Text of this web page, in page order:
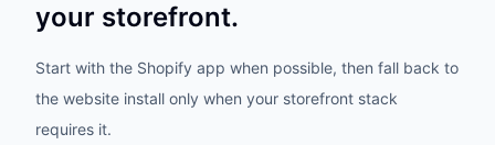
your storefront.
Start with the Shopify app when possible, then fall back to
the website install only when your storefront stack
requires it.